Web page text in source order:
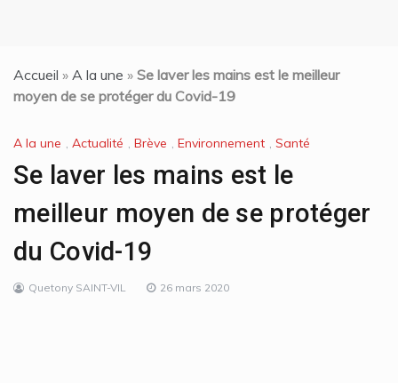
Accueil » A la une » Se laver les mains est le meilleur
moyen de se protéger du Covid-19
A la une , Actualité , Brève , Environnement , Santé
Se laver les mains est le
meilleur moyen de se protéger
du Covid-19
Quetony SAINT-VIL 26 mars 2020